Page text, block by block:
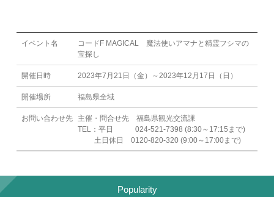
イベント名
コードF MAGICAL 魔法使いアマナと精霊フシマの
宝探し
開催日時 2023年7月21日（金）～2023年12月17日（日）
開催場所 福島県全域
お問い合わせ先
主催・問合せ先 福島県観光交流課
TEL：平日 024-521-7398 (8:30～17:15まで)
土日休日 0120-820-320 (9:00～17:00まで)
Popularity